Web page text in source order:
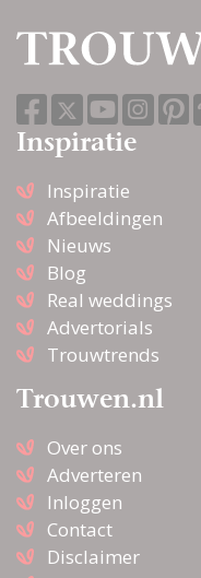
Inspiratie
Inspiratie
Afbeeldingen
Nieuws
Blog
Real weddings
Advertorials
Trouwtrends
Trouwen.nl
Over ons
Adverteren
Inloggen
Contact
Disclaimer